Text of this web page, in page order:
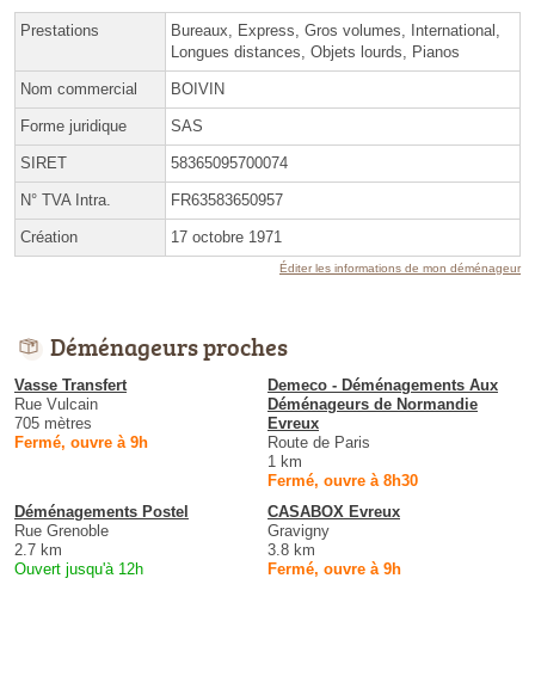
Prestations
Bureaux, Express, Gros volumes, International,
Longues distances, Objets lourds, Pianos
Nom commercial BOIVIN
Forme juridique SAS
SIRET 58365095700074
N° TVA Intra. FR63583650957
Création 17 octobre 1971
Éditer les informations de mon déménageur
Déménageurs proches
Vasse Transfert
Rue Vulcain
705 mètres
Fermé, ouvre à 9h
Demeco - Déménagements Aux
Déménageurs de Normandie
Evreux
Route de Paris
1 km
Fermé, ouvre à 8h30
Déménagements Postel
Rue Grenoble
2.7 km
Ouvert jusqu'à 12h
CASABOX Evreux
Gravigny
3.8 km
Fermé, ouvre à 9h